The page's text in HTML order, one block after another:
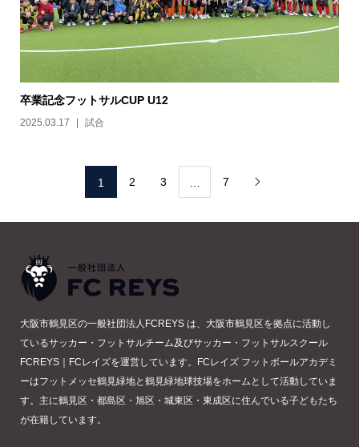
卒業記念フットサルCUP U12
2025.03.17 試合
1 2 3 7 
大阪市鶴見区の一般社団法人FCREYS は、大阪市鶴見区を拠点に活動し
ているサッカー・フットサルチーム及びサッカー・フットサルスクール
FCREYS｜FCレイズを運営しています。FCレイズ フットボールアカデミ
ーはフットメッセ鶴見緑地と鶴見緑地球技場をホームとして活動していま
す。主に鶴見区・都島区・旭区・城東区・東成区に住んでいる子どもたち
が在籍しています。